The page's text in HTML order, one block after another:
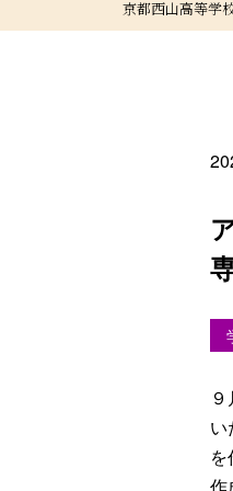
京都西山高等学
い